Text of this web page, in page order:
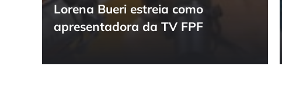
Lorena Bueri estreia como
apresentadora da TV FPF